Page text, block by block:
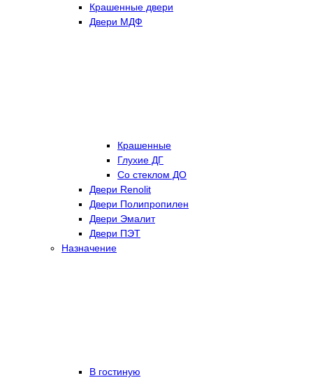
Крашенные двери
Двери МДФ
Крашенные
Глухие ДГ
Со стеклом ДО
Двери Renolit
Двери Полипропилен
Двери Эмалит
Двери ПЭТ
Назначение
В гостиную